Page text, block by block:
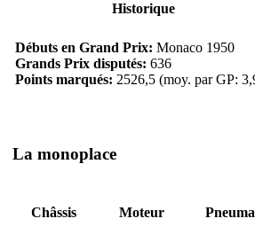
Historique
Débuts en Grand Prix: Monaco 1950
Grands Prix disputés: 636
Points marqués: 2526,5 (moy. par GP:
La monoplace
Châssis Moteur